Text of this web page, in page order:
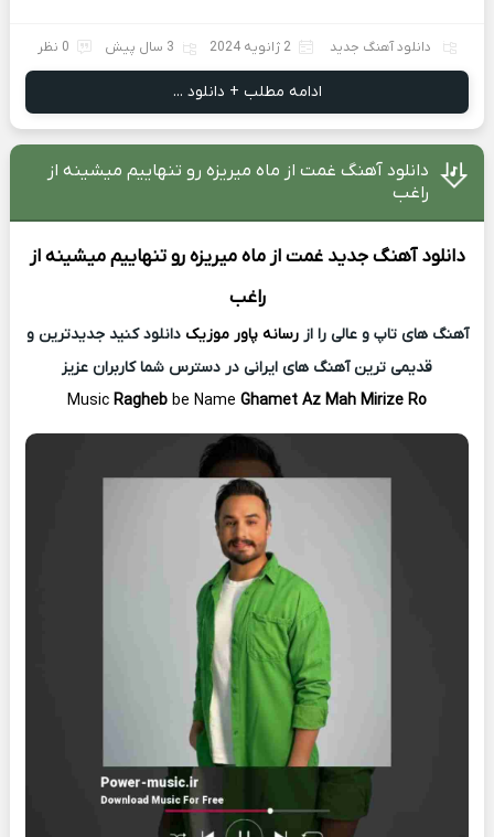
دانلود آهنگ جدید 2 ژانویه 2024 3 سال پیش 0 نظر
ادامه مطلب + دانلود ...
دانلود آهنگ غمت از ماه میریزه رو تنهاییم میشینه از
راغب
دانلود آهنگ جدید غمت از ماه میریزه رو تنهاییم میشینه از
راغب
آهنگ های تاپ و عالی را ازرسانه پاور موزیک دانلود کنید جدیدترین و
قدیمی ترین آهنگ های ایرانی در دسترس شما کاربران عزیز
Music Ragheb be Name Ghamet Az Mah Mirize Ro